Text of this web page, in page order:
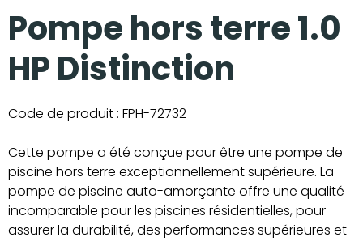
Pompe hors terre 1.0
HP Distinction
Code de produit : FPH-72732
Cette pompe a été conçue pour être une pompe de
piscine hors terre exceptionnellement supérieure. La
pompe de piscine auto-amorçante offre une qualité
incomparable pour les piscines résidentielles, pour
assurer la durabilité, des performances supérieures et